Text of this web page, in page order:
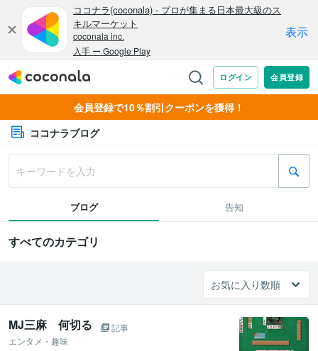
会員登録で10％割引クーポンを獲得！
ココナラブログ
ブログ 告知
すべてのカテゴリ
MJ三麻 何切る
記事
エンタメ・趣味